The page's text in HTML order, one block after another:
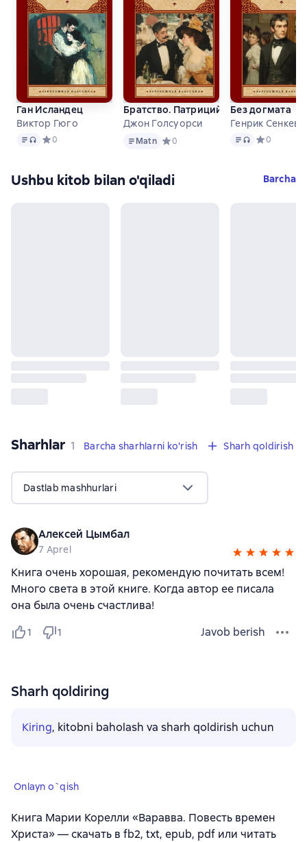
Ган Исландец
Виктор Гюго
Matn , audio format mavjud
Средний рейтинг 0 на основе 0 оценок
0
Братство. Патриций
Джон Голсуорси
MatnMatn Средний рейтинг 0 на основе 0
0
Без догмата
Генрик
Matn , audio
Средний
0
Ushbu kitob bilan o'qiladi Barcha
Sharhlar 1 sharh
1 Barcha sharhlarni ko'rish Sharh qoldirish
Dastlab mashhurlari
Алексей Цымбал
7 Aprel
Книга очень хорошая, рекомендую почитать всем!
Много света в этой книге. Когда автор ее писала
она была очень счастлива!
1 1 Javob berish
Sharh qoldiring
Kiring, kitobni baholash va sharh qoldirish uchun
Onlayn o`qish
Книга Марии Корелли «Варавва. Повесть времен
Христа» — скачать в fb2, txt, epub, pdf или читать